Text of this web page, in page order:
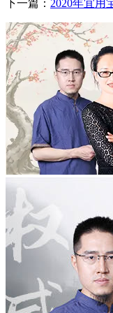
下一篇： 2020年宜用